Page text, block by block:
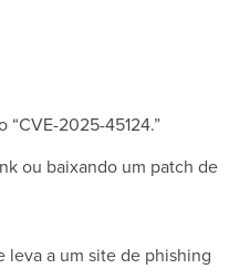
2025-45124.”
ou baixando um patch de
leva a um site de phishing